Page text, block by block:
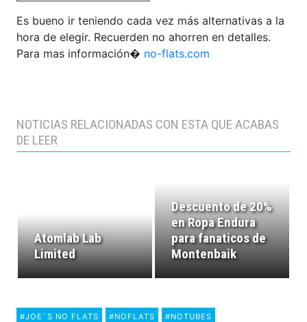
Es bueno ir teniendo cada vez más alternativas a la
hora de elegir. Recuerden no ahorren en detalles.
Para mas información� no-flats.com
NOTICIAS RELACIONADAS CON ESTA QUE ACABAS
DE LEER
Atomlab Lab
Limited
Descuento de 20%
en Ropa Endura
para fanaticos de
Montenbaik
#JOE´S NO FLATS #NOFLATS
#NOTUBES